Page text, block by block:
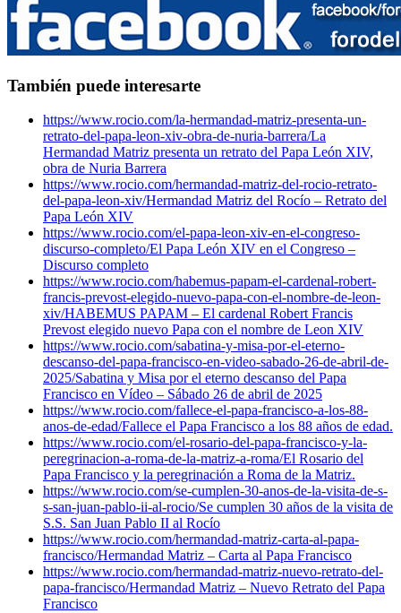
También puede interesarte
https://www.rocio.com/la-hermandad-matriz-presenta-un-
retrato-del-papa-leon-xiv-obra-de-nuria-barrera/La
Hermandad Matriz presenta un retrato del Papa León XIV,
obra de Nuria Barrera
https://www.rocio.com/hermandad-matriz-del-rocio-retrato-
del-papa-leon-xiv/Hermandad Matriz del Rocío – Retrato del
Papa León XIV
https://www.rocio.com/el-papa-leon-xiv-en-el-congreso-
discurso-completo/El Papa León XIV en el Congreso –
Discurso completo
https://www.rocio.com/habemus-papam-el-cardenal-robert-
francis-prevost-elegido-nuevo-papa-con-el-nombre-de-leon-
xiv/HABEMUS PAPAM – El cardenal Robert Francis
Prevost elegido nuevo Papa con el nombre de Leon XIV
https://www.rocio.com/sabatina-y-misa-por-el-eterno-
descanso-del-papa-francisco-en-video-sabado-26-de-abril-de-
2025/Sabatina y Misa por el eterno descanso del Papa
Francisco en Vídeo – Sábado 26 de abril de 2025
https://www.rocio.com/fallece-el-papa-francisco-a-los-88-
anos-de-edad/Fallece el Papa Francisco a los 88 años de edad.
https://www.rocio.com/el-rosario-del-papa-francisco-y-la-
peregrinacion-a-roma-de-la-matriz-a-roma/El Rosario del
Papa Francisco y la peregrinación a Roma de la Matriz.
https://www.rocio.com/se-cumplen-30-anos-de-la-visita-de-s-
s-san-juan-pablo-ii-al-rocio/Se cumplen 30 años de la visita de
S.S. San Juan Pablo II al Rocío
https://www.rocio.com/hermandad-matriz-carta-al-papa-
francisco/Hermandad Matriz – Carta al Papa Francisco
https://www.rocio.com/hermandad-matriz-nuevo-retrato-del-
papa-francisco/Hermandad Matriz – Nuevo Retrato del Papa
Francisco